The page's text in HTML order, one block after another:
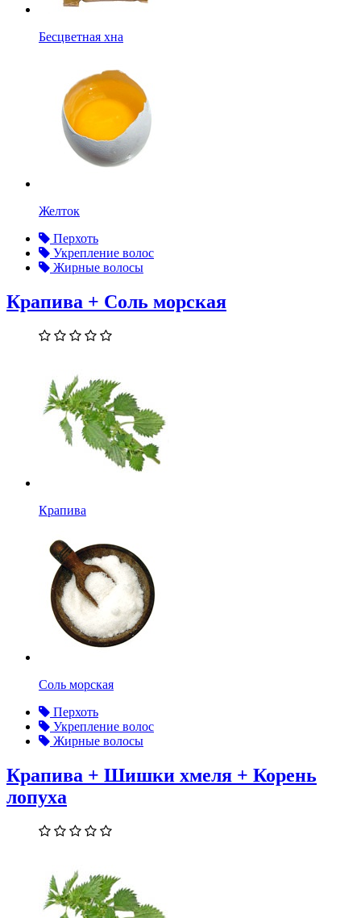
Бесцветная хна
Желток
Перхоть
Укрепление волос
Жирные волосы
Крапива + Соль морская
Крапива
Соль морская
Перхоть
Укрепление волос
Жирные волосы
Крапива + Шишки хмеля + Корень
лопуха